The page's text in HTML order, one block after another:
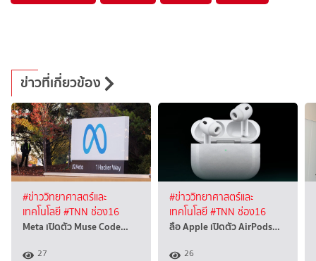
ข่าวที่เกี่ยวข้อง
#ข่าววิทยาศาสตร์และ
เทคโนโลยี#TNN ช่อง16
Meta เปิดตัว Muse Code…
27
#ข่าววิทยาศาสตร์และ
เทคโนโลยี#TNN ช่อง16
ลือ Apple เปิดตัว AirPods…
26